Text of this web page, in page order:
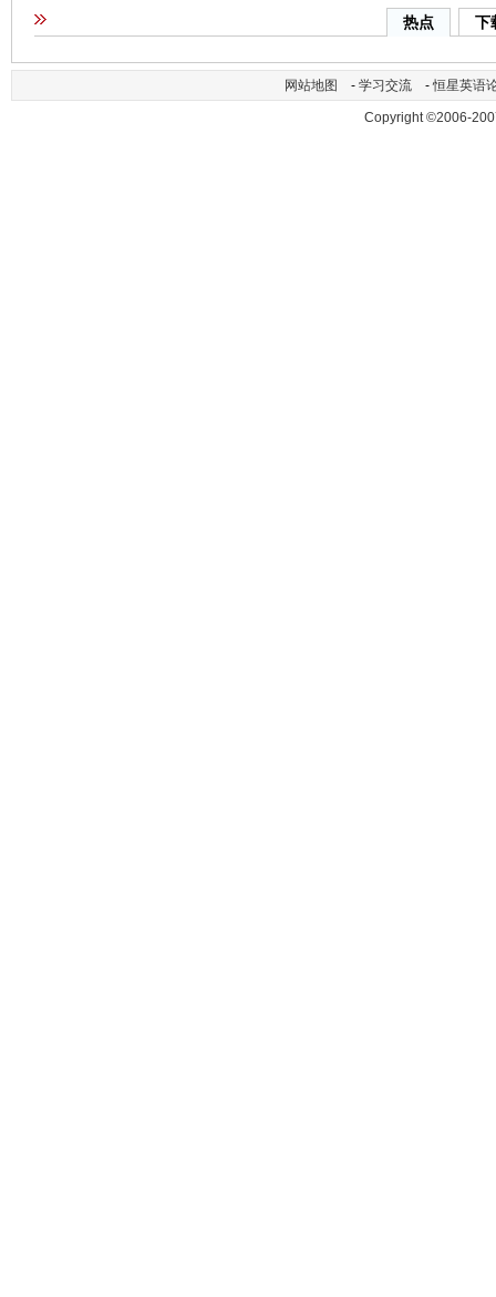
热点 下
网站地图 - 学习交流 -恒星英语
Copyright ©2006-